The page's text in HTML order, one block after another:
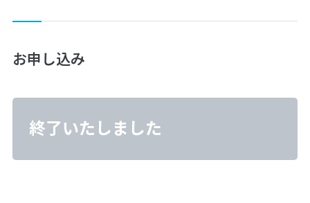
お申し込み
終了いたしました